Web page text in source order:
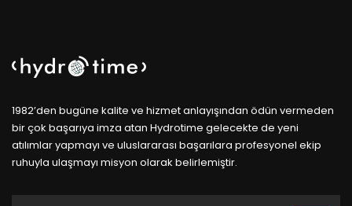
1982’den bugüne kalite ve hizmet anlayışından ödün vermeden
bir çok başarıya imza atan Hydrotime gelecekte de yeni
atılımlar yapmayı ve uluslararası başarılara profesyonel ekip
ruhuyla ulaşmayı misyon olarak belirlemiştir.